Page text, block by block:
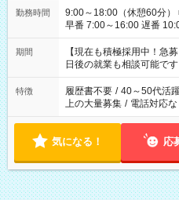
勤務時間
9:00～18:00（休憩60分） ■ご希望があれば下記シフトもOK！
早番 7:00～16:00 遅番 10:00～19:00 「家族
い」 「余裕を持って夕飯
たくない」 など、ご希望を教え
の方へ 今ご覧のお仕事で
の勤務時間。 合計で週40
期間
【現在も積極採用中！急
日後の就業も相談可能です
特徴 履歴書不要 / 40～50代活
上の大量募集 / 電話対応な
気になる！ 応